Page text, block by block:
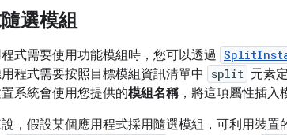
選模組
式需要使用功能模組時，您可以透過
程式需要按照目標模組資訊清單中
split 元素
系統會使用您提供的模組名稱，將這項屬性插入
，假設某個應用程式採用隨選模組，可利用裝